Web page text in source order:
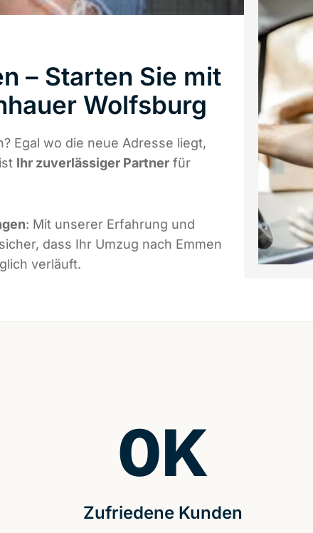
– Starten Sie mit
Wolfsburg
Egal wo die neue Adresse liegt,
Ihr zuverlässiger Partner für
: Mit unserer Erfahrung und
dass Ihr Umzug nach Emmen
verläuft.
Zufriedene Kunden
0K